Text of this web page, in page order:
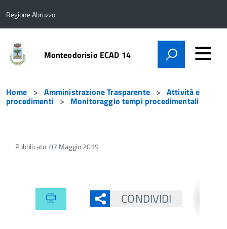
Regione Abruzzo
Monteodorisio ECAD 14
Home Amministrazione Trasparente Attività e
procedimenti Monitoraggio tempi procedimentali
Pubblicato: 07 Maggio 2019
CONDIVIDI